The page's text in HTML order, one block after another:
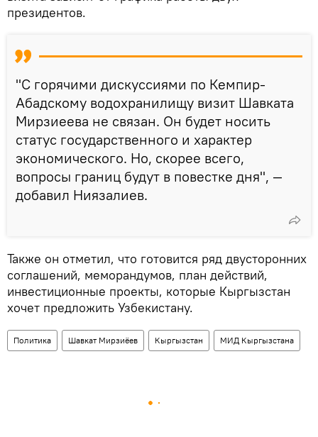
президентов.
"С горячими дискуссиями по Кемпир-
Абадскому водохранилищу визит Шавката
Мирзиеева не связан. Он будет носить
статус государственного и характер
экономического. Но, скорее всего,
вопросы границ будут в повестке дня", —
добавил Ниязалиев.
Также он отметил, что готовится ряд двусторонних
соглашений, меморандумов, план действий,
инвестиционные проекты, которые Кыргызстан
хочет предложить Узбекистану.
Политика Шавкат Мирзиёев Кыргызстан МИД Кыргызстана